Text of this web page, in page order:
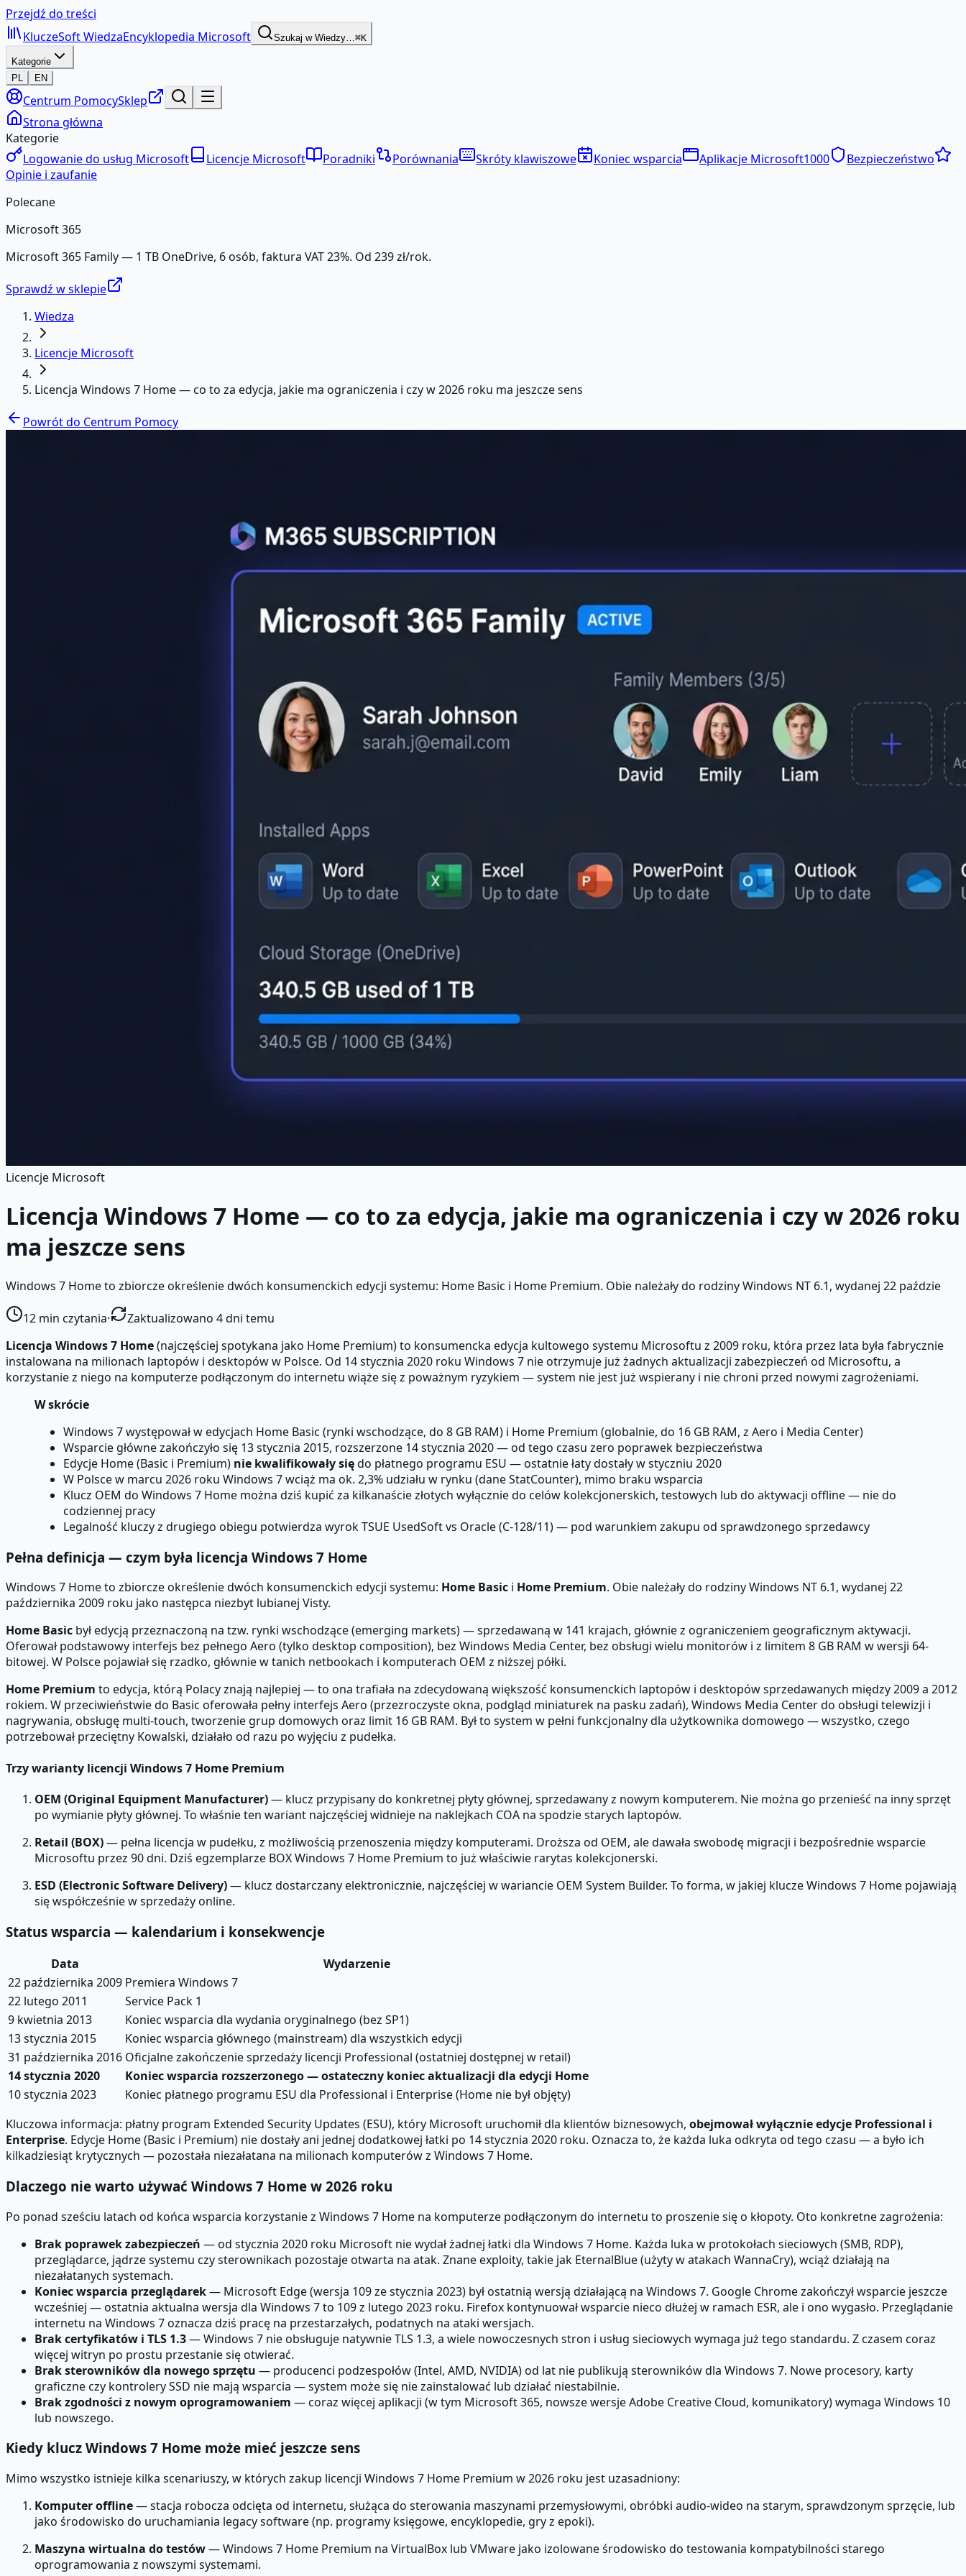
Przejdź do treści
KluczeSoftWiedzaEncyklopedia Microsoft Szukaj w Wiedzy…⌘K
Kategorie
PL
EN
Centrum PomocySklep
Strona główna
Kategorie
Logowanie do usług Microsoft
Licencje Microsoft Poradniki Porównania Skróty klawiszowe Koniec wsparcia Aplikacje Microsoft1000
Bezpieczeństwo
Opinie i zaufanie
Polecane
Microsoft 365
Microsoft 365 Family — 1 TB OneDrive, 6 osób, faktura VAT 23%. Od 239 zł/rok.
Sprawdź w sklepie
Wiedza
Licencje Microsoft
Licencja Windows 7 Home — co to za edycja, jakie ma ograniczenia i czy w 2026 roku ma jeszcze sens
Powrót do Centrum Pomocy
Licencje Microsoft
Licencja Windows 7 Home — co to za edycja, jakie ma ograniczenia i czy w 2026 roku
ma jeszcze sens
Windows 7 Home to zbiorcze określenie dwóch konsumenckich edycji systemu: Home Basic i Home Premium. Obie należały do rodziny Windows NT 6.1, wydanej 22 paździe
12 min czytania·
Zaktualizowano 4 dni temu
Licencja Windows 7 Home(najczęściej spotykana jako Home Premium) to konsumencka edycja kultowego systemu Microsoftu z 2009 roku, która przez lata była fabrycznie
instalowana na milionach laptopów i desktopów w Polsce. Od 14 stycznia 2020 roku Windows 7 nie otrzymuje już żadnych aktualizacji zabezpieczeń od Microsoftu, a
korzystanie z niego na komputerze podłączonym do internetu wiąże się z poważnym ryzykiem — system nie jest już wspierany i nie chroni przed nowymi zagrożeniami.
W skrócie
Windows 7 występował w edycjach Home Basic (rynki wschodzące, do 8 GB RAM) i Home Premium (globalnie, do 16 GB RAM, z Aero i Media Center)
Wsparcie główne zakończyło się 13 stycznia 2015, rozszerzone 14 stycznia 2020 — od tego czasu zero poprawek bezpieczeństwa
Edycje Home (Basic i Premium) nie kwalifikowały siędo płatnego programu ESU — ostatnie łaty dostały w styczniu 2020
W Polsce w marcu 2026 roku Windows 7 wciąż ma ok. 2,3% udziału w rynku (dane StatCounter), mimo braku wsparcia
Klucz OEM do Windows 7 Home można dziś kupić za kilkanaście złotych wyłącznie do celów kolekcjonerskich, testowych lub do aktywacji offline — nie do
codziennej pracy
Legalność kluczy z drugiego obiegu potwierdza wyrok TSUE UsedSoft vs Oracle (C-128/11) — pod warunkiem zakupu od sprawdzonego sprzedawcy
Pełna definicja — czym była licencja Windows 7 Home
Windows 7 Home to zbiorcze określenie dwóch konsumenckich edycji systemu: Home Basic i Home Premium. Obie należały do rodziny Windows NT 6.1, wydanej 22
października 2009 roku jako następca niezbyt lubianej Visty.
Home Basic był edycją przeznaczoną na tzw. rynki wschodzące (emerging markets) — sprzedawaną w 141 krajach, głównie z ograniczeniem geograficznym aktywacji.
Oferował podstawowy interfejs bez pełnego Aero (tylko desktop composition), bez Windows Media Center, bez obsługi wielu monitorów i z limitem 8 GB RAM w wersji 64-
bitowej. W Polsce pojawiał się rzadko, głównie w tanich netbookach i komputerach OEM z niższej półki.
Home Premium to edycja, którą Polacy znają najlepiej — to ona trafiała na zdecydowaną większość konsumenckich laptopów i desktopów sprzedawanych między 2009 a 2012
rokiem. W przeciwieństwie do Basic oferowała pełny interfejs Aero (przezroczyste okna, podgląd miniaturek na pasku zadań), Windows Media Center do obsługi telewizji i
nagrywania, obsługę multi-touch, tworzenie grup domowych oraz limit 16 GB RAM. Był to system w pełni funkcjonalny dla użytkownika domowego — wszystko, czego
potrzebował przeciętny Kowalski, działało od razu po wyjęciu z pudełka.
Trzy warianty licencji Windows 7 Home Premium
OEM (Original Equipment Manufacturer)— klucz przypisany do konkretnej płyty głównej, sprzedawany z nowym komputerem. Nie można go przenieść na inny sprzęt
po wymianie płyty głównej. To właśnie ten wariant najczęściej widnieje na naklejkach COA na spodzie starych laptopów.
Retail (BOX)— pełna licencja w pudełku, z możliwością przenoszenia między komputerami. Droższa od OEM, ale dawała swobodę migracji i bezpośrednie wsparcie
Microsoftu przez 90 dni. Dziś egzemplarze BOX Windows 7 Home Premium to już właściwie rarytas kolekcjonerski.
ESD (Electronic Software Delivery)— klucz dostarczany elektronicznie, najczęściej w wariancie OEM System Builder. To forma, w jakiej klucze Windows 7 Home pojawiają
się współcześnie w sprzedaży online.
Status wsparcia — kalendarium i konsekwencje
Data
Wydarzenie
22 października 2009 Premiera Windows 7
22 lutego 2011
Service Pack 1
9 kwietnia 2013
Koniec wsparcia dla wydania oryginalnego (bez SP1)
13 stycznia 2015
Koniec wsparcia głównego (mainstream) dla wszystkich edycji
31 października 2016 Oficjalne zakończenie sprzedaży licencji Professional (ostatniej dostępnej w retail)
14 stycznia 2020
Koniec wsparcia rozszerzonego — ostateczny koniec aktualizacji dla edycji Home
10 stycznia 2023
Koniec płatnego programu ESU dla Professional i Enterprise (Home nie był objęty)
Kluczowa informacja: płatny program Extended Security Updates (ESU), który Microsoft uruchomił dla klientów biznesowych, obejmował wyłącznie edycje Professional i
Enterprise. Edycje Home (Basic i Premium) nie dostały ani jednej dodatkowej łatki po 14 stycznia 2020 roku. Oznacza to, że każda luka odkryta od tego czasu — a było ich
kilkadziesiąt krytycznych — pozostała niezałatana na milionach komputerów z Windows 7 Home.
Dlaczego nie warto używać Windows 7 Home w 2026 roku
Po ponad sześciu latach od końca wsparcia korzystanie z Windows 7 Home na komputerze podłączonym do internetu to proszenie się o kłopoty. Oto konkretne zagrożenia:
Brak poprawek zabezpieczeń — od stycznia 2020 roku Microsoft nie wydał żadnej łatki dla Windows 7 Home. Każda luka w protokołach sieciowych (SMB, RDP),
przeglądarce, jądrze systemu czy sterownikach pozostaje otwarta na atak. Znane exploity, takie jak EternalBlue (użyty w atakach WannaCry), wciąż działają na
niezałatanych systemach.
Koniec wsparcia przeglądarek— Microsoft Edge (wersja 109 ze stycznia 2023) był ostatnią wersją działającą na Windows 7. Google Chrome zakończył wsparcie jeszcze
wcześniej — ostatnia aktualna wersja dla Windows 7 to 109 z lutego 2023 roku. Firefox kontynuował wsparcie nieco dłużej w ramach ESR, ale i ono wygasło. Przeglądanie
internetu na Windows 7 oznacza dziś pracę na przestarzałych, podatnych na ataki wersjach.
Brak certyfikatów i TLS 1.3— Windows 7 nie obsługuje natywnie TLS 1.3, a wiele nowoczesnych stron i usług sieciowych wymaga już tego standardu. Z czasem coraz
więcej witryn po prostu przestanie się otwierać.
Brak sterowników dla nowego sprzętu — producenci podzespołów (Intel, AMD, NVIDIA) od lat nie publikują sterowników dla Windows 7. Nowe procesory, karty
graficzne czy kontrolery SSD nie mają wsparcia — system może się nie zainstalować lub działać niestabilnie.
Brak zgodności z nowym oprogramowaniem — coraz więcej aplikacji (w tym Microsoft 365, nowsze wersje Adobe Creative Cloud, komunikatory) wymaga Windows 10
lub nowszego.
Kiedy klucz Windows 7 Home może mieć jeszcze sens
Mimo wszystko istnieje kilka scenariuszy, w których zakup licencji Windows 7 Home Premium w 2026 roku jest uzasadniony:
Komputer offline— stacja robocza odcięta od internetu, służąca do sterowania maszynami przemysłowymi, obróbki audio-wideo na starym, sprawdzonym sprzęcie, lub
jako środowisko do uruchamiania legacy software (np. programy księgowe, encyklopedie, gry z epoki).
Maszyna wirtualna do testów— Windows 7 Home Premium na VirtualBox lub VMware jako izolowane środowisko do testowania kompatybilności starego
oprogramowania z nowszymi systemami.